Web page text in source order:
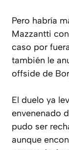
Pero habría
Mazzantti
caso por
también le
offside de
El duelo ya
envenenado
pudo ser
aunque